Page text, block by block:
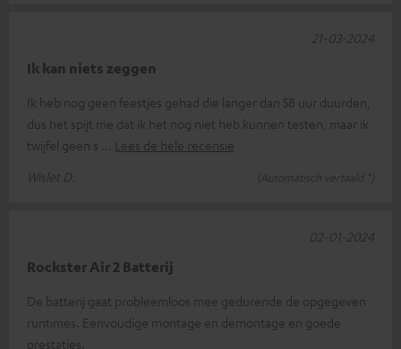
Ik kan niets zeggen
Ik heb nog geen feestjes gehad die langer dan 58 uur duurden,
dus het spijt me dat ik het nog niet heb kunnen testen, maar ik
twijfel geen s
Lees de hele recensie
Wislet D.
(Automatisch vertaald *)
21-03-2024
Rockster Air 2 Batterij
De batterij gaat probleemloos mee gedurende de opgegeven
runtimes. Eenvoudige montage en demontage en goede
prestaties.
02-01-2024